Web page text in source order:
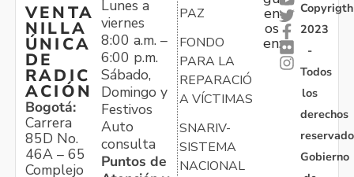
VENTA
NILLA
ÚNICA
DE
RADIC
ACIÓN
Bogotá:
Carrera
85D No.
46A – 65
Complejo
Lunes a
viernes
8:00 a.m. –
6:00 p.m.
Sábado,
Domingo y
Festivos
Auto
consulta
Puntos de
PAZ
FONDO
PARA LA
REPARACIÓN
A VÍCTIMAS
SNARIV-
SISTEMA
NACIONAL
en
os
en:
Copyrigth
2023
-
Todos
los
derechos
Gobierno